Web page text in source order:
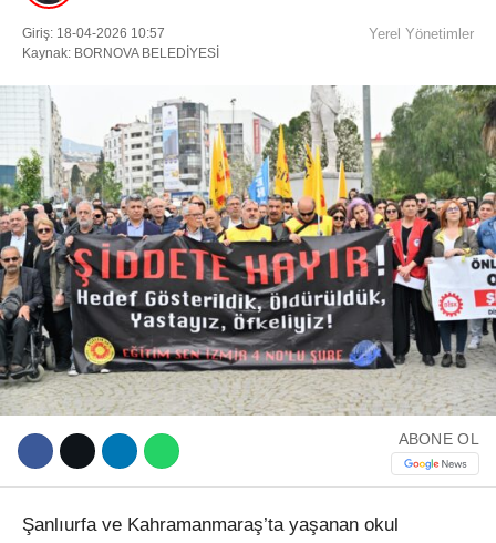
Youtube
TikTok
Giriş: 18-04-2026 10:57
Kaynak: BORNOVA BELEDİYESİ
Yerel Yönetimler
ABONE OL
Şanlıurfa ve Kahramanmaraş’ta yaşanan okul